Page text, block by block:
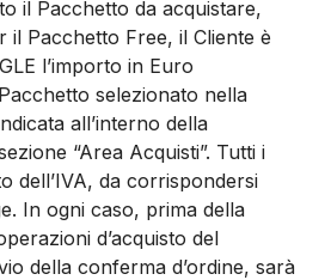
il Pacchetto da acquistare,
il Pacchetto Free, il Cliente è
l’importo in Euro
selezionato nella
all’interno della
“Area Acquisti”. Tutti i
dell’IVA, da corrispondersi
In ogni caso, prima della
d’acquisto del
della conferma d’ordine, sarà